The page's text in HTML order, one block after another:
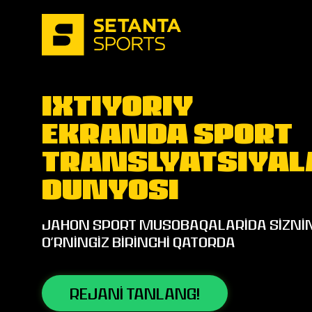
IXTIYORIY
EKRANDA SPORT
DUNYOSI
Jahon sport musobaqalarida
o’rningiz birinchi qatorda
Rejani Tanlang!